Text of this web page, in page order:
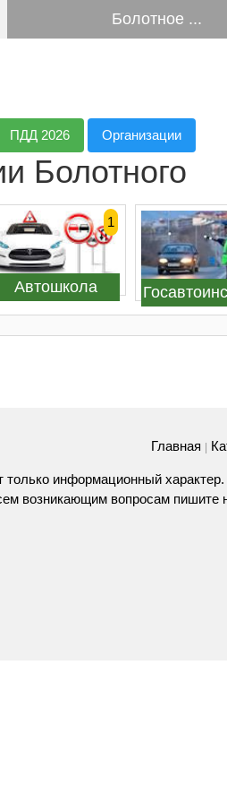
Болотное ...
ПДД 2026 Организации
Болотного
Автошкола
1
Главная
только информационный
возникающим вопросам пишите